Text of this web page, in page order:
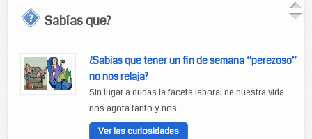
Sabías que?
¿Sabias que tener un fin de semana “perezoso”
no nos relaja?
Sin lugar a dudas la faceta laboral de nuestra vida
nos agota tanto y nos...
Ver las curiosidades